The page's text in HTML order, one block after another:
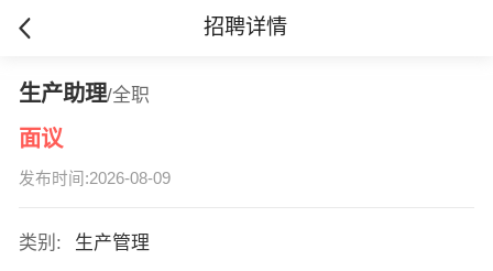
招聘详情
生产助理/全职
面议
发布时间:2026-08-09
类别:
生产管理